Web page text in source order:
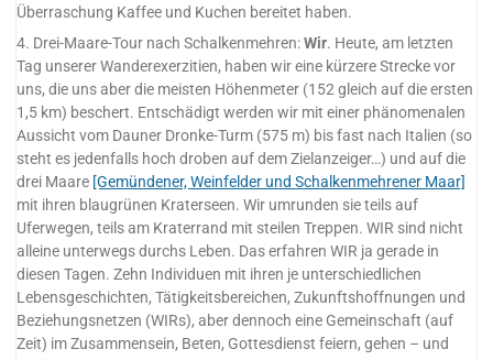
Überraschung Kaffee und Kuchen bereitet haben.
4. Drei-Maare-Tour nach Schalkenmehren:Wir. Heute, am letzten
Tag unserer Wanderexerzitien, haben wir eine kürzere Strecke vor
uns, die uns aber die meisten Höhenmeter (152 gleich auf die ersten
1,5 km) beschert. Entschädigt werden wir mit einer phänomenalen
Aussicht vom Dauner Dronke-Turm (575 m) bis fast nach Italien (so
steht es jedenfalls hoch droben auf dem Zielanzeiger…) und auf die
drei Maare [Gemündener, Weinfelder und Schalkenmehrener Maar]
mit ihren blaugrünen Kraterseen. Wir umrunden sie teils auf
Uferwegen, teils am Kraterrand mit steilen Treppen. WIR sind nicht
alleine unterwegs durchs Leben. Das erfahren WIR ja gerade in
diesen Tagen. Zehn Individuen mit ihren je unterschiedlichen
Lebensgeschichten, Tätigkeitsbereichen, Zukunftshoffnungen und
Beziehungsnetzen (WIRs), aber dennoch eine Gemeinschaft (auf
Zeit) im Zusammensein, Beten, Gottesdienst feiern, gehen – und